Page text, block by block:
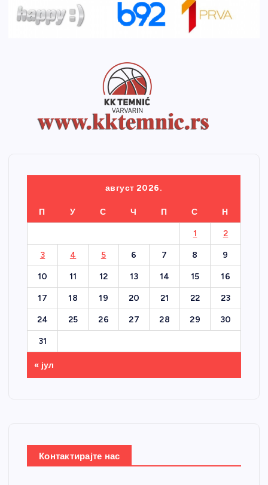
август 2026.
П У С Ч П С Н
1 2
3 4 5 6 7 8 9
10 11 12 13 14 15 16
17 18 19 20 21 22 23
24 25 26 27 28 29 30
31
« јул
Контактирајте нас